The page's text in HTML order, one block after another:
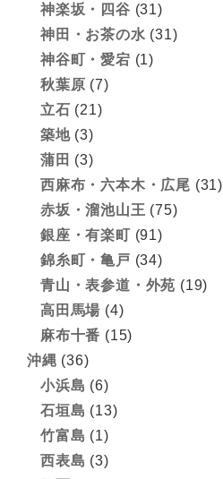
神楽坂・四谷 (31)
神田・お茶の水 (31)
神谷町・愛宕 (1)
秋葉原 (7)
立石 (21)
築地(3)
蒲田 (3)
西麻布・六本木・広尾 (31)
赤坂・溜池山王 (75)
銀座・有楽町 (91)
錦糸町・亀戸 (34)
青山・表参道・外苑 (19)
高田馬場 (4)
麻布十番 (15)
沖縄 (36)
小浜島 (6)
石垣島 (13)
竹富島 (1)
西表島 (3)